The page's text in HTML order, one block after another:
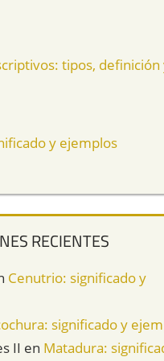
tipos, definición
y ejemplos
RECIENTES
Cenutrio: significado y
significado y
II en Matadura: